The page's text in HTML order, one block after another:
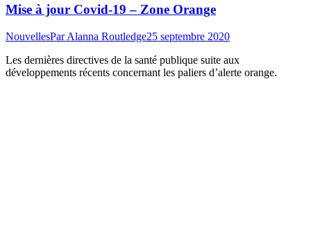
Mise à jour Covid-19 – Zone Orange
NouvellesParAlanna Routledge25 septembre 2020
Les dernières directives de la santé publique suite aux
développements récents concernant les paliers d’alerte orange.